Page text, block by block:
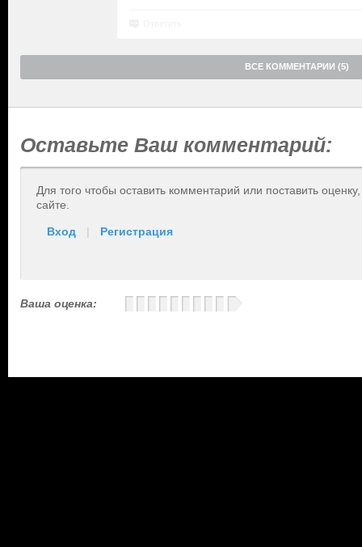
ВСЕ КОММЕНТАРИИ (5)
Оставьте Ваш комментарий:
Для того чтобы оставить комментарий или поставить
сайте.
Вход | Регистрация
Ваша оценка: